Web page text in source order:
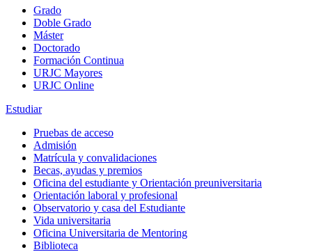
Grado
Doble Grado
Máster
Doctorado
Formación Continua
URJC Mayores
URJC Online
Estudiar
Pruebas de acceso
Admisión
Matrícula y convalidaciones
Becas, ayudas y premios
Oficina del estudiante y Orientación preuniversitaria
Orientación laboral y profesional
Observatorio y casa del Estudiante
Vida universitaria
Oficina Universitaria de Mentoring
Biblioteca